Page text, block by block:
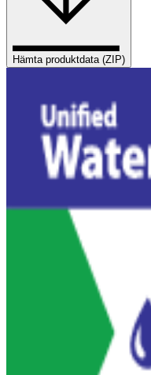
Hämta produktdata (ZIP)